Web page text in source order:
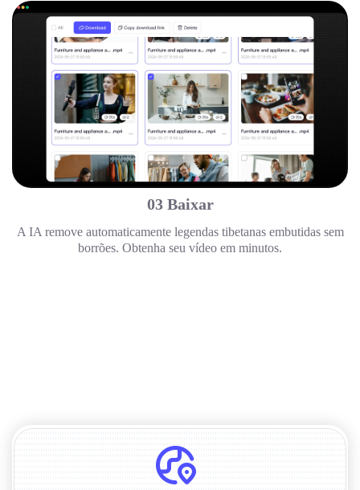
03 Baixar
A IA remove automaticamente legendas tibetanas embutidas sem
borrões. Obtenha seu vídeo em minutos.